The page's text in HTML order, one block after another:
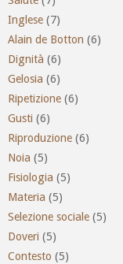
Inglese (7)
Alain de Botton (6)
Dignità (6)
Gelosia (6)
Ripetizione (6)
Gusti (6)
Riproduzione (6)
Noia (5)
Fisiologia (5)
Materia (5)
Selezione sociale (5)
Doveri (5)
Contesto (5)